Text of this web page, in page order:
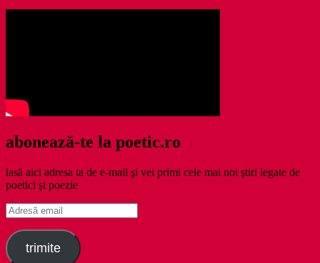
abonează-te la poetic.ro
lasă aici adresa ta de e-mail şi vei primi cele mai noi ştiri legate de
poetici şi poezie
Adresă
email
trimite